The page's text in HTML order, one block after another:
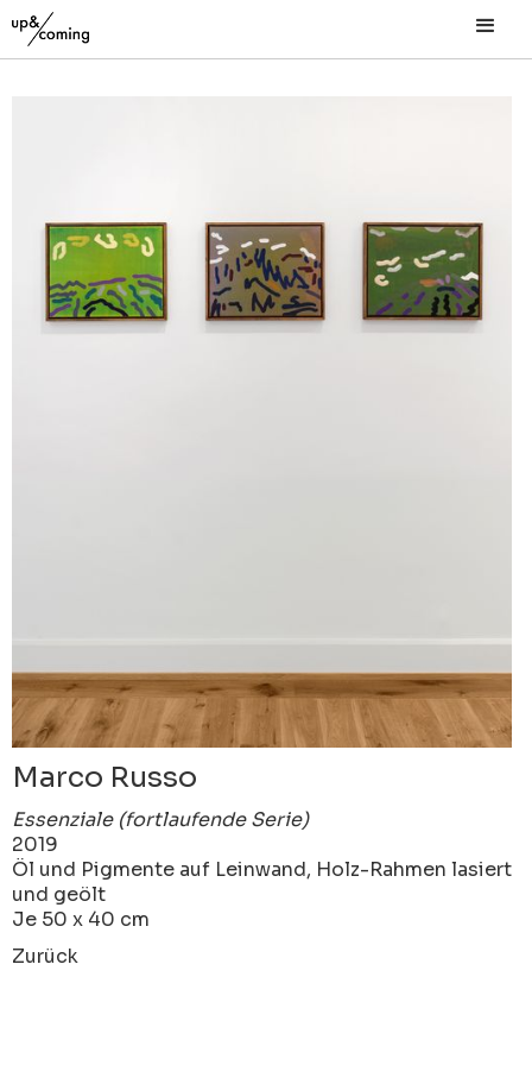
Marco Russo
Essenziale (fortlaufende Serie)
2019
Öl und Pigmente auf Leinwand, Holz-Rahmen lasiert
und geölt
Je 50 x 40 cm
Zurück